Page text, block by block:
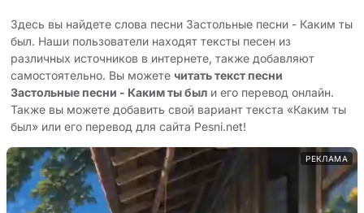
Здесь вы найдете слова песни Застольные песни - Каким ты
был. Наши пользователи находят тексты песен из
различных источников в интернете, также добавляют
самостоятельно. Вы можете читать текст песни
Застольные песни - Каким ты был и его перевод онлайн.
Также вы можете добавить свой вариант текста «Каким ты
был» или его перевод для сайта Pesni.net!
РЕКЛАМА